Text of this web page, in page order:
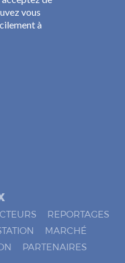
vous
à
REPORTAGES
MARCHÉ
PARTENAIRES